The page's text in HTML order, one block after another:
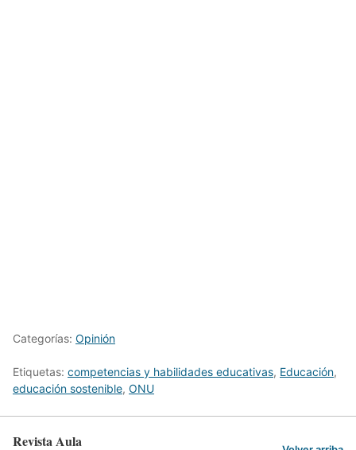
Categorías: Opinión
Etiquetas: competencias y habilidades educativas, Educación,
educación sostenible, ONU
Revista Aula